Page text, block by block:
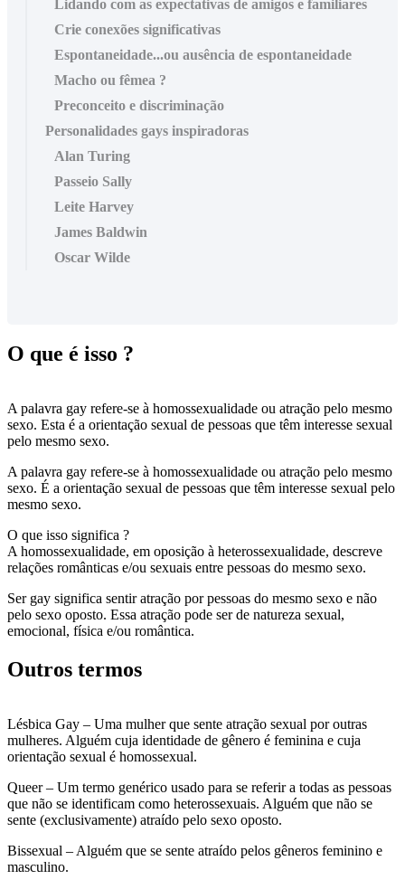
Lidando com as expectativas de amigos e familiares
Crie conexões significativas
Espontaneidade...ou ausência de espontaneidade
Macho ou fêmea ?
Preconceito e discriminação
Personalidades gays inspiradoras
Alan Turing
Passeio Sally
Leite Harvey
James Baldwin
Oscar Wilde
O que é isso ?
A palavra gay refere-se à homossexualidade ou atração pelo mesmo
sexo. Esta é a orientação sexual de pessoas que têm interesse sexual
pelo mesmo sexo.
A palavra gay refere-se à homossexualidade ou atração pelo mesmo
sexo. É a orientação sexual de pessoas que têm interesse sexual pelo
mesmo sexo.
O que isso significa ?
A homossexualidade, em oposição à heterossexualidade, descreve
relações românticas e/ou sexuais entre pessoas do mesmo sexo.
Ser gay significa sentir atração por pessoas do mesmo sexo e não
pelo sexo oposto. Essa atração pode ser de natureza sexual,
emocional, física e/ou romântica.
Outros termos
Lésbica Gay – Uma mulher que sente atração sexual por outras
mulheres. Alguém cuja identidade de gênero é feminina e cuja
orientação sexual é homossexual.
Queer – Um termo genérico usado para se referir a todas as pessoas
que não se identificam como heterossexuais. Alguém que não se
sente (exclusivamente) atraído pelo sexo oposto.
Bissexual – Alguém que se sente atraído pelos gêneros feminino e
masculino.